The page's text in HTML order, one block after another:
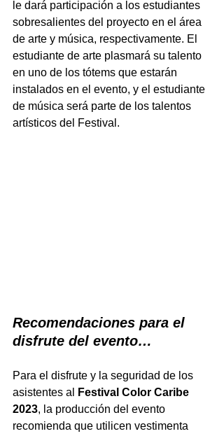
le dará participación a los estudiantes
sobresalientes del proyecto en el área
de arte y música, respectivamente. El
estudiante de arte plasmará su talento
en uno de los tótems que estarán
instalados en el evento, y el estudiante
de música será parte de los talentos
artísticos del Festival.
Recomendaciones para el
disfrute del evento…
Para el disfrute y la seguridad de los
asistentes al
Festival Color Caribe
2023, la producción del evento
recomienda que utilicen vestimenta